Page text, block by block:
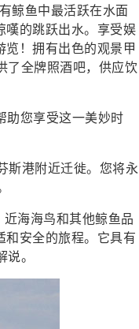
鲸鱼中最活跃在水面
嘆的跳跃出水。享受娱
！拥有出色的观景甲
了全牌照酒吧，供应饮
助您享受这一美妙时
斯港附近迁徙。您将永
海海鸟和其他鲸鱼品
安全的旅程。它具有
。